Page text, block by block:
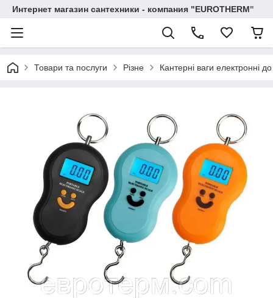
Интернет магазин сантехники - компания "EUROTHERM"
Товари та послуги Різне Кантерні ваги електронні